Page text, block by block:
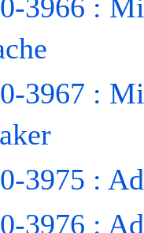
3966 :
3967 :
3975 :
3976 :